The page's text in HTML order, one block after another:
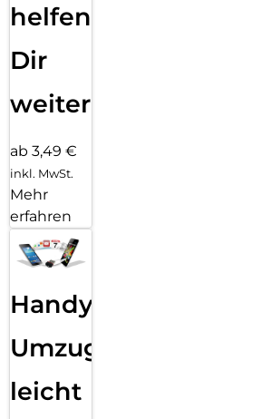
helfen
Dir
weiter
ab 3,49 €
inkl. MwSt.
Mehr
erfahren
Handy
Umzug
leicht